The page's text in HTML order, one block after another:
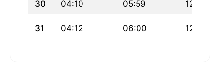
30 04:10 05:59 12:41
31 04:12 06:00 12:41